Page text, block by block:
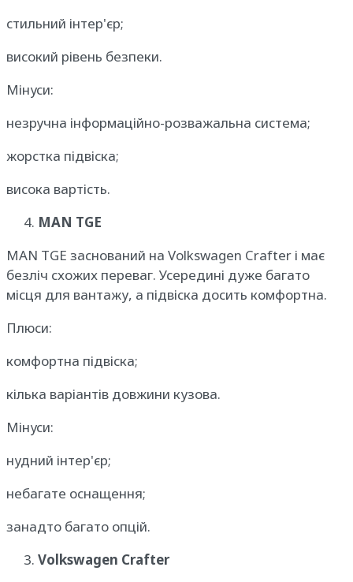
стильний інтер'єр;
високий рівень безпеки.
Мінуси:
незручна інформаційно-розважальна система;
жорстка підвіска;
висока вартість.
MAN TGE
MAN TGE заснований на Volkswagen Crafter і має
безліч схожих переваг. Усередині дуже багато
місця для вантажу, а підвіска досить комфортна.
Плюси:
комфортна підвіска;
кілька варіантів довжини кузова.
Мінуси:
нудний інтер'єр;
небагате оснащення;
занадто багато опцій.
Volkswagen Crafter